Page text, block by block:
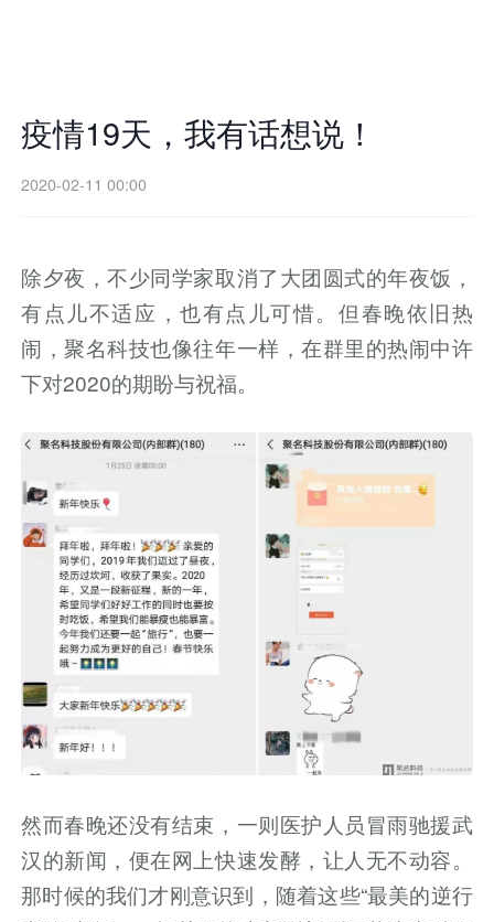
疫情19天，我有话想说！
2020-02-11 00:00
除夕夜，不少同学家取消了大团圆式的年夜饭，
有点儿不适应，也有点儿可惜。但春晚依旧热
闹，聚名科技也像往年一样，在群里的热闹中许
下对2020的期盼与祝福。
然而春晚还没有结束，一则医护人员冒雨驰援武
汉的新闻，便在网上快速发酵，让人无不动容。
那时候的我们才刚意识到，随着这些“最美的逆行